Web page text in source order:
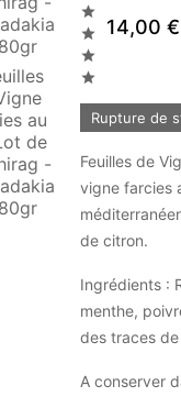




14,00 €
Rupture de
Feuilles de
vigne farcies
de citron.
Ingrédients :
menthe,
des traces
A conserver